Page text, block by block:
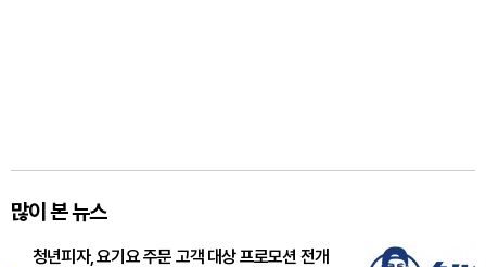
많이 본 뉴스
청년피자, 요기요 주문 고객 대상 프로모션 전개